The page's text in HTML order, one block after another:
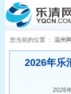
您当前的位置 ： 温州网
2026年乐
2026